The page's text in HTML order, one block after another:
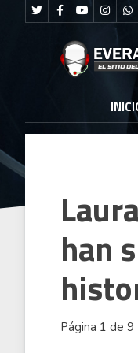
han
Página 1 de 9